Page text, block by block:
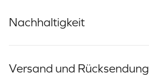
Nachhaltigkeit
Versand und Rücksendung